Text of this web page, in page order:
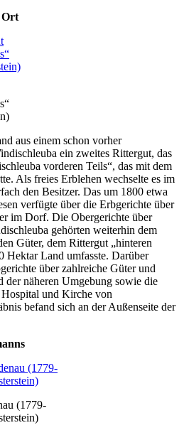
Ort
aus einem schon vorher
ein zweites Rittergut, das
vorderen Teils“, das mit dem
Als freies Erblehen wechselte es im
den Besitzer. Das um 1800 etwa
verfügte über die Erbgerichte über
im Dorf. Die Obergerichte über
gehörten weiterhin dem
Güter, dem Rittergut „hinteren
Hektar Land umfasste. Darüber
über zahlreiche Güter und
der näheren Umgebung sowie die
Hospital und Kirche von
befand sich an der Außenseite der
(1779-